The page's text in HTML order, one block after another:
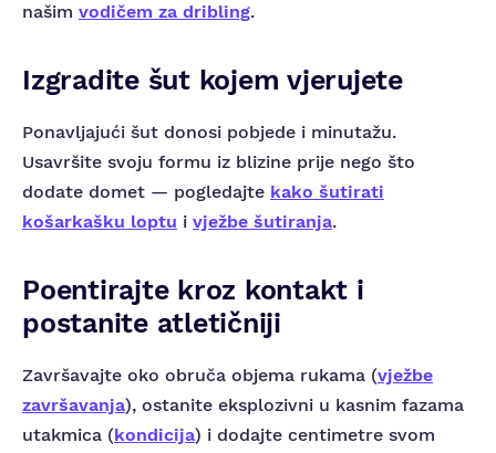
našim vodičem za dribling.
Izgradite šut kojem vjerujete
Ponavljajući šut donosi pobjede i minutažu.
Usavršite svoju formu iz blizine prije nego što
dodate domet — pogledajte kako šutirati
košarkašku loptu i vježbe šutiranja.
Poentirajte kroz kontakt i
postanite atletičniji
Završavajte oko obruča objema rukama (vježbe
završavanja), ostanite eksplozivni u kasnim fazama
utakmica (kondicija) i dodajte centimetre svom